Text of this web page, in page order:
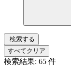
検索する
すべてクリア
検索結果: 65 件